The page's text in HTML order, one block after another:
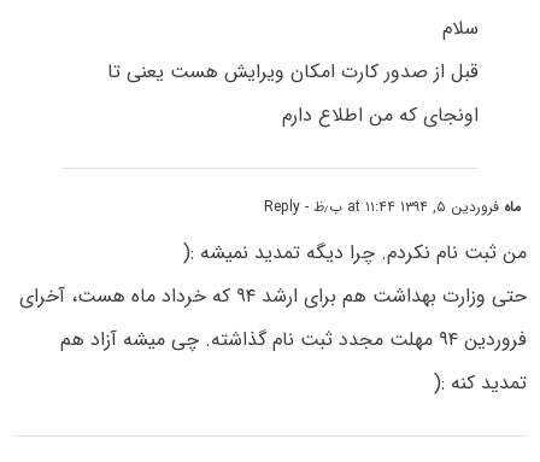
سلام
قبل از صدور کارت امکان ویرایش هست یعنی تا
اونجای که من اطلاع دارم
ماه فروردین ۵, ۱۳۹۴ at ۱۱:۴۴ ب٫ظ - Reply
من ثبت نام نکردم. چرا دیگه تمدید نمیشه :(
حتی وزارت بهداشت هم برای ارشد ۹۴ که خرداد ماه هست، آخرای
فروردین ۹۴ مهلت مجدد ثبت نام گذاشته. چی میشه آزاد هم
تمدید کنه :(